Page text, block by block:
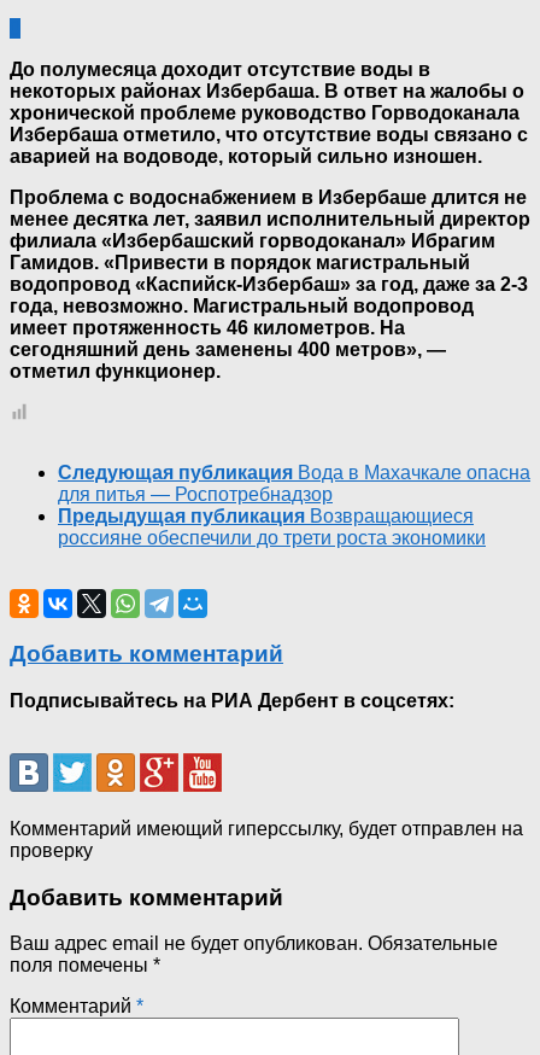
До полумесяца доходит отсутствие воды в
некоторых районах Избербаша. В ответ на жалобы о
хронической проблеме руководство Горводоканала
Избербаша отметило, что отсутствие воды связано с
аварией на водоводе, который сильно изношен.
Проблема с водоснабжением в Избербаше длится не
менее десятка лет, заявил исполнительный директор
филиала «Избербашский горводоканал» Ибрагим
Гамидов. «Привести в порядок магистральный
водопровод «Каспийск-Избербаш» за год, даже за 2-3
года, невозможно. Магистральный водопровод
имеет протяженность 46 километров. На
сегодняшний день заменены 400 метров», —
отметил функционер.
Следующая публикация Вода в Махачкале опасна
для питья — Роспотребнадзор
Предыдущая публикация Возвращающиеся
россияне обеспечили до трети роста экономики
Добавить комментарий
Подписывайтесь на РИА Дербент в соцсетях:
Комментарий имеющий гиперссылку, будет отправлен на
проверку
Добавить комментарий
Ваш адрес email не будет опубликован. Обязательные
поля помечены *
Комментарий *